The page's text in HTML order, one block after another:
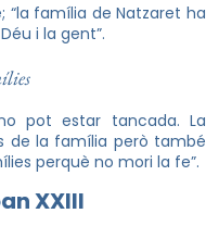
“la família de Natzaret ha
i la gent”.
pot estar tancada. La
de la família però també
perquè no mori la fe”.
XXIII